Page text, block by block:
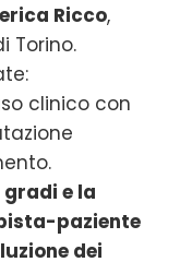
Ricco,
Torino.
clinico con
gradi e la
paziente
dei